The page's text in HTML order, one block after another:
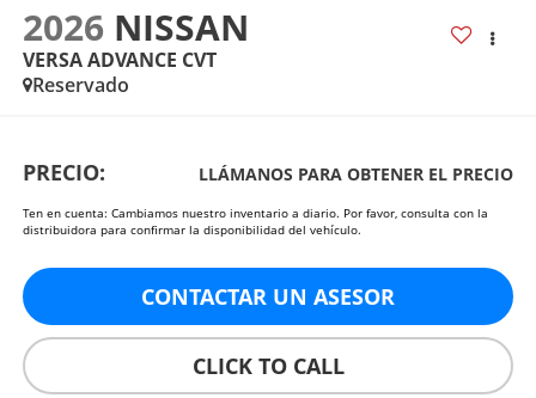
2026 NISSAN
VERSA ADVANCE CVT
Reservado
PRECIO: LLÁMANOS PARA OBTENER EL PRECIO
Ten en cuenta: Cambiamos nuestro inventario a diario. Por favor, consulta con la
distribuidora para confirmar la disponibilidad del vehículo.
CONTACTAR UN ASESOR
CLICK TO CALL